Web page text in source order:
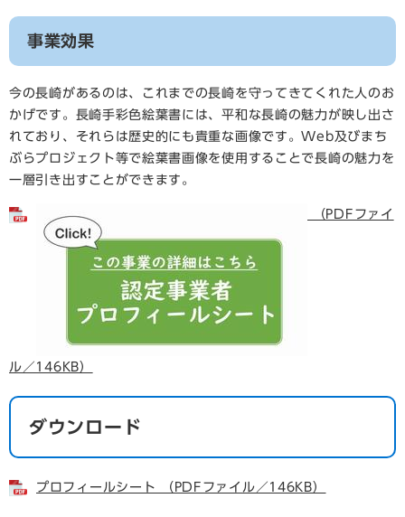
事業効果
今の長崎があるのは、これまでの長崎を守ってきてくれた人のお
かげです。長崎手彩色絵葉書には、平和な長崎の魅力が映し出さ
れており、それらは歴史的にも貴重な画像です。Web及びまち
ぶらプロジェクト等で絵葉書画像を使用することで長崎の魅力を
一層引き出すことができます。
（PDFファイ
ル／146KB）
ダウンロード
プロフィールシート （PDFファイル／146KB）